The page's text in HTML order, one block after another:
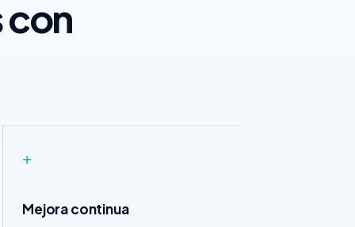
con
+
Mejora continua